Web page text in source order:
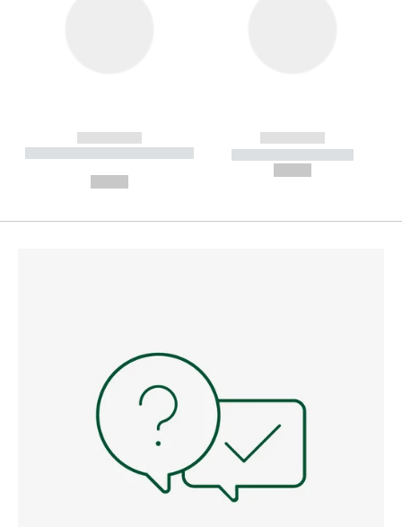
------------
----------- ----------- --------
------------
----------- -----------